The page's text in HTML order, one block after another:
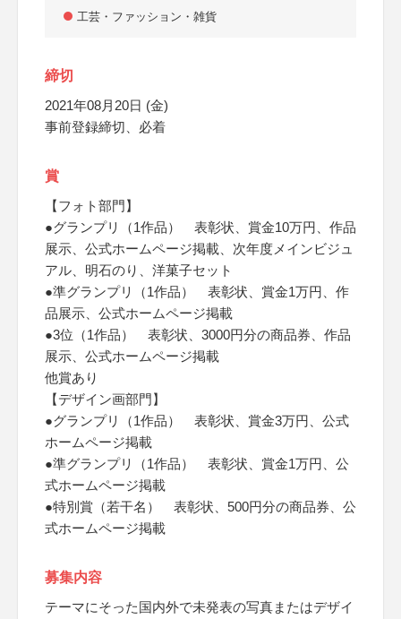
工芸・ファッション・雑貨
締切
2021年08月20日 (金)
事前登録締切、必着
賞
【フォト部門】
●グランプリ（1作品） 表彰状、賞金10万円、作品
展示、公式ホームページ掲載、次年度メインビジュ
アル、明石のり、洋菓子セット
●準グランプリ（1作品） 表彰状、賞金1万円、作
品展示、公式ホームページ掲載
●3位（1作品） 表彰状、3000円分の商品券、作品
展示、公式ホームページ掲載
他賞あり
【デザイン画部門】
●グランプリ（1作品） 表彰状、賞金3万円、公式
ホームページ掲載
●準グランプリ（1作品） 表彰状、賞金1万円、公
式ホームページ掲載
●特別賞（若干名） 表彰状、500円分の商品券、公
式ホームページ掲載
募集内容
テーマにそった国内外で未発表の写真またはデザイ